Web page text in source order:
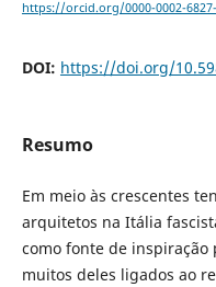
https://orcid.org/0000-0002-
DOI: https://doi.org/
Resumo
Em meio às crescentes
arquitetos na Itália
como fonte de
muitos deles ligados ao